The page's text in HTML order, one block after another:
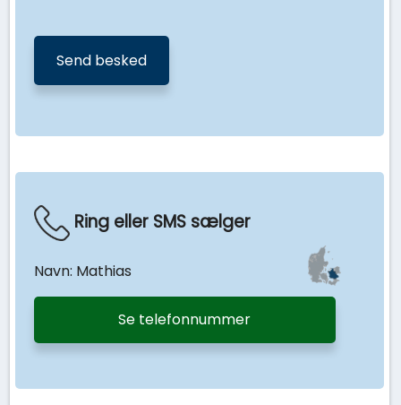
Ring eller SMS sælger
Navn: Mathias
Se telefonnummer